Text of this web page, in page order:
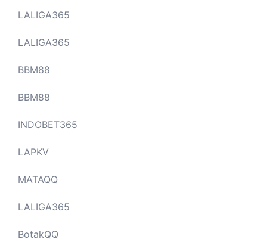
LALIGA365
LALIGA365
BBM88
BBM88
INDOBET365
LAPKV
MATAQQ
LALIGA365
BotakQQ